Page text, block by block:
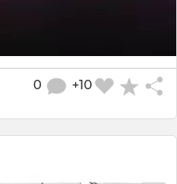
+10
0